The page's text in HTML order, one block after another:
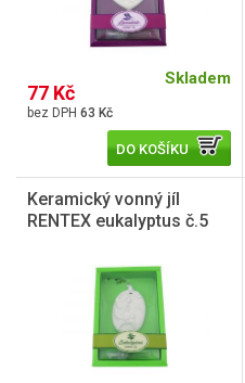
77 Kč
63 Kč
Skladem
DO KOŠÍKU
Keramický vonný jíl
RENTEX eukalyptus č.5